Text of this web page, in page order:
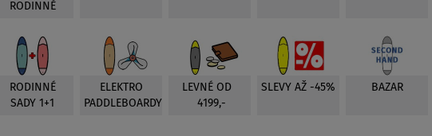
RODINNÉ
RODINNÉ
SADY 1+1
ELEKTRO
PADDLEBOARDY
LEVNÉ OD
4199,-
SLEVY AŽ -45% BAZAR